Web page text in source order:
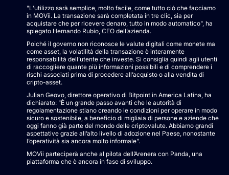
"L’utilizzo sarà semplice, molto facile, come tutto ciò che facciamo
in MOVii. La transazione sarà completata in tre clic, sia per
acquistare che per ricevere denaro, tutto in modo automatico", ha
spiegato Hernando Rubio, CEO dell’azienda.
Poiché il governo non riconosce le valute digitali come monete ma
come asset, la volatilità della transazione è interamente
responsabilità dell’utente che investe. Si consiglia quindi agli utenti
di raccogliere quante più informazioni possibili e di comprendere i
rischi associati prima di procedere all’acquisto o alla vendita di
cripto-asset.
Julian Geovo, direttore operativo di Bitpoint in America Latina, ha
dichiarato: "È un grande passo avanti che le autorità di
regolamentazione stiano creando le condizioni per operare in modo
sicuro e sostenibile, a beneficio di migliaia di persone e aziende che
oggi fanno già parte del mondo delle criptovalute. Abbiamo grandi
aspettative grazie all’alto livello di adozione nel Paese, nonostante
l’operatività sia ancora molto informale".
MOVii parteciperà anche al pilota dell’Arenera con Panda, una
piattaforma che è ancora in fase di sviluppo.